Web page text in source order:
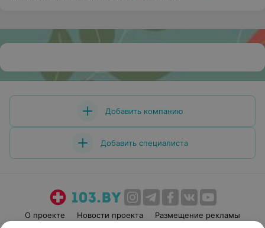
Добавить компанию
Добавить специалиста
О проекте Новости проекта
Размещение рекламы